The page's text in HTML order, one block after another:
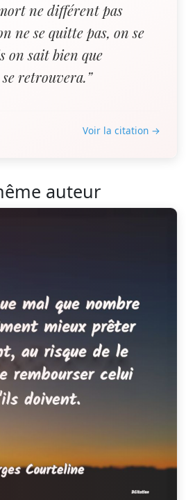
ne différent pas
ne se quitte pas, on se
on sait bien que
retrouvera.”
Voir la citation →
auteur